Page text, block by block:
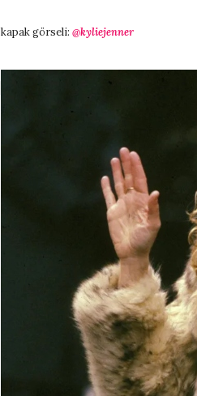
kapak görseli: @kyliejenner